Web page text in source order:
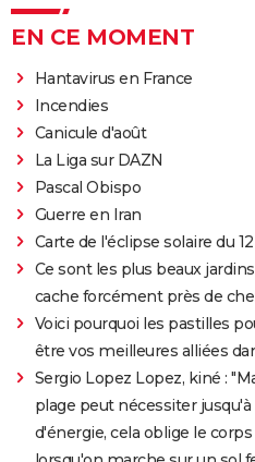
EN CE MOMENT
Hantavirus en France
Incendies
Canicule d'août
La Liga sur DAZN
Pascal Obispo
Guerre en Iran
Carte de l'éclipse solaire du
Ce sont les plus beaux
cache forcément près de
Voici pourquoi les pastilles
être vos meilleures alliées
Sergio Lopez Lopez, kiné :
plage peut nécessiter
d'énergie, cela oblige le